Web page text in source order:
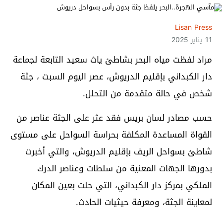
Lisan Press
11 يناير 2025
مراد لفظت مياه البحر بشاطئ ياث سعيد التابعة لجماعة
دار الكبداني بإقليم الدريوش، عصر اليوم السبت ، جثة
شخص في حالة متقدمة من التحلل.
حسب مصادر لسان بريس فقد عثر على الجثة عناصر من
القواة المساعدة المكلفة بحراسة السواحل على مستوى
شاطئ بسواحل الريف بإقليم الدريوش، والتي أخبرت
بدورها الجهات المعنية من سلطات وعناصر الدرك
الملكي بمركز دار الكبداني، التي حلت بعين المكان
لمعاينة الجثة، ومعرفة حيثيات الحادث.